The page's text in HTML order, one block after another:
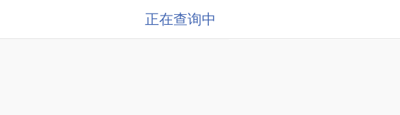
正在查询中